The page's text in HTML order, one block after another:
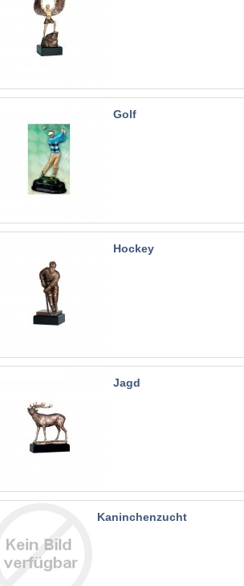
Golf
Hockey
Jagd
Kaninchenzucht